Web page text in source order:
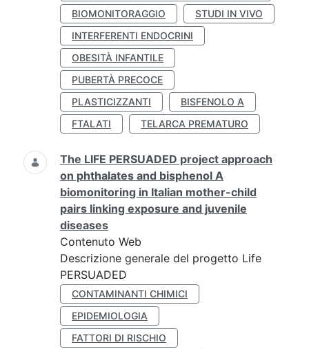
BIOMONITORAGGIO
STUDI IN VIVO
INTERFERENTI ENDOCRINI
OBESITÀ INFANTILE
PUBERTÀ PRECOCE
PLASTICIZZANTI
BISFENOLO A
FTALATI
TELARCA PREMATURO
The LIFE PERSUADED project approach
on phthalates and bisphenol A
biomonitoring in Italian mother-child
pairs linking exposure and juvenile
diseases
Contenuto Web
Descrizione generale del progetto Life
PERSUADED
CONTAMINANTI CHIMICI
EPIDEMIOLOGIA
FATTORI DI RISCHIO